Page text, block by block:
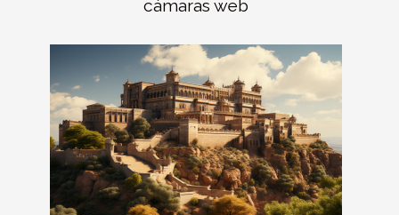
cámaras web